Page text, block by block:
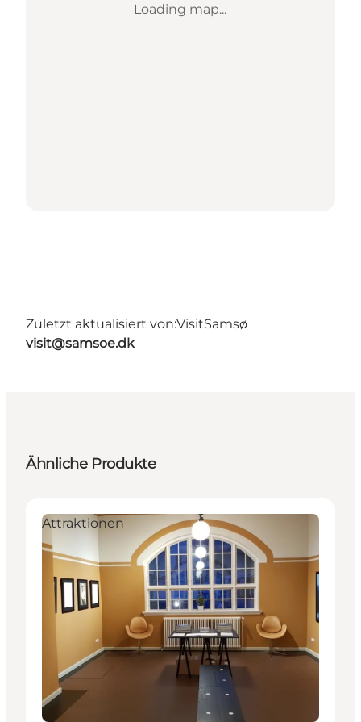
Loading map...
Zuletzt aktualisiert von:VisitSamsø
visit@samsoe.dk
Ähnliche Produkte
Attraktionen